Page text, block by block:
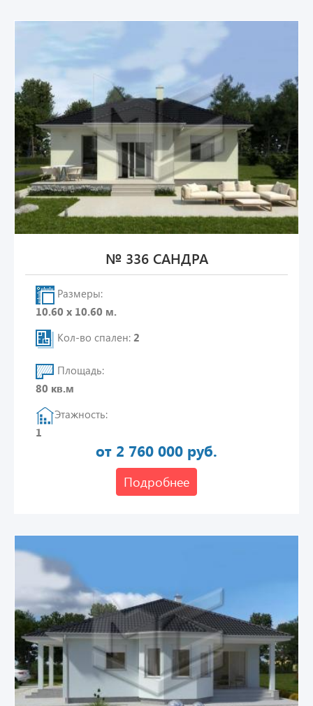
№ 336 САНДРА
Размеры:
10.60 х 10.60 м.
Кол-во спален: 2
Площадь:
80 кв.м
Этажность:
1
от 2 760 000 руб.
Подробнее